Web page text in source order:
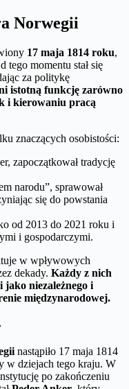
Norwegii
17 maja 1814 roku,
tego momentu stał się
za politykę
istotną funkcję zarówno
i kierowaniu pracą
znaczących osobistości:
zapoczątkował tradycję
narodu”, sprawował
się do powstania
od 2013 do 2021 roku i
i gospodarczymi.
w wpływowych
dekady. Każdy z nich
jako niezależnego i
międzynarodowej.
nastąpiło 17 maja 1814
w dziejach tego kraju. W
po zakończeniu